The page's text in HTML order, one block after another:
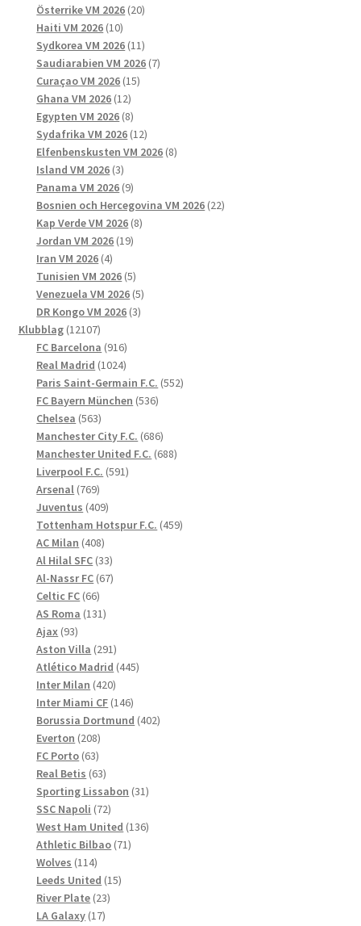
Österrike VM 2026 2020
Haiti VM 2026 1010
produkter
Sydkorea VM 2026 1111
produkter
Saudiarabien VM 2026 77
Curaçao VM 2026 1515
Ghana VM 2026 1212
produkter
Egypten VM 2026 88
produkter
Sydafrika VM 2026 1212
produkter
Elfenbenskusten VM 2026 88
Island VM 2026 33
produkter
Panama VM 2026 99
produkter
Bosnien och Hercegovina VM 2026 2222
Kap Verde VM 2026 88
Jordan VM 2026 1919
Iran VM 2026 44
produkter
Tunisien VM 2026 55
produkter
Venezuela VM 2026 55
DR Kongo VM 2026 33
Klubblag 1210712107
produkter
FC Barcelona 916916
produkter
Real Madrid 10241024
produkter
Paris Saint-Germain F.C. 552552
FC Bayern München 536536
Chelsea 563563
produkter
Manchester City F.C. 686686
produkter
Manchester United F.C. 688688
Liverpool F.C. 591591
Arsenal 769769
produkter
Juventus 409409
produkter
Tottenham Hotspur F.C. 459459
AC Milan 408408
produkter
Al Hilal SFC 3333
produkter
Al-Nassr FC 6767
Celtic FC 6666
produkter
AS Roma 131131
Ajax 9393
produkter
Aston Villa 291291
produkter
Atlético Madrid 445445
Inter Milan 420420
produkter
Inter Miami CF 146146
produkter
Borussia Dortmund 402402
Everton 208208
produkter
FC Porto 6363
produkter
Real Betis 6363
produkter
Sporting Lissabon 3131
SSC Napoli 7272
produkter
West Ham United 136136
Athletic Bilbao 7171
Wolves 114114
produkter
Leeds United 1515
River Plate 2323
LA Galaxy 1717